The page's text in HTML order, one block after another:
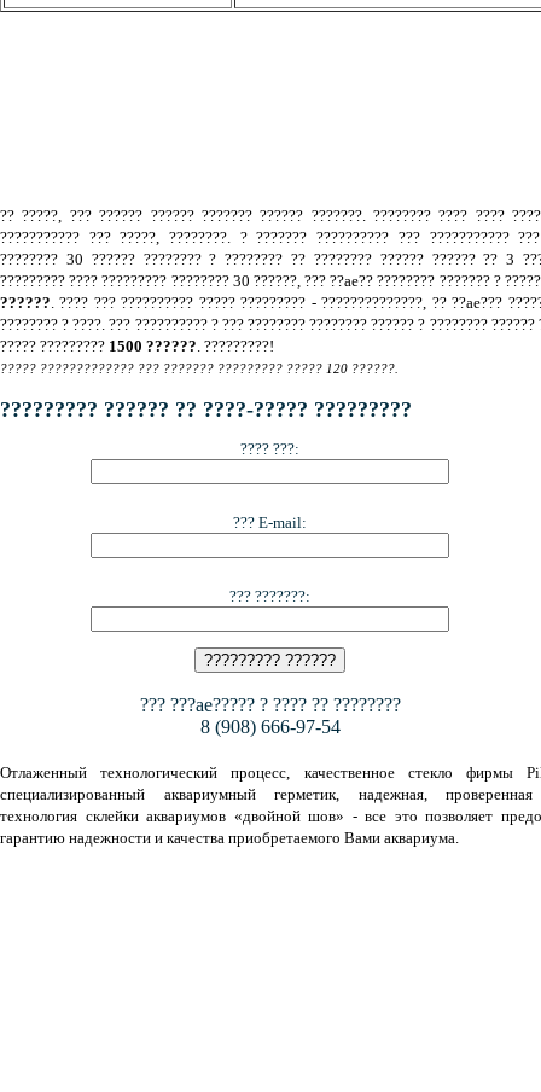
?? ?????, ??? ?????? ?????? ??????? ?????? ???????. ???????? ???? ????
??????????? ??? ?????, ????????. ? ??????? ?????????? ??? ???????????
???????? 30 ?????? ???????? ? ???????? ?? ???????? ?????? ?????? ?? 3
????????? ???? ????????? ???????? 30 ??????, ??? ??ae?? ???????? ??????? ?
??????. ???? ??? ?????????? ????? ????????? - ??????????????, ?? ??ae???
???????? ? ????. ??? ?????????? ? ??? ???????? ???????? ?????? ? ???????? ??????
????? ????????? 1500 ??????. ?????????!
????? ????????????? ??? ??????? ????????? ????? 120 ??????.
????????? ?????? ?? ????-????? ?????????
???? ???:
??? E-mail:
??? ???????:
??? ???ae????? ? ???? ?? ????????
8 (908) 666-97-54
Отлаженный технологический процесс, качественное стекло фирмы
специализированный аквариумный герметик, надежная,
технология склейки аквариумов «двойной шов» - все это позволяет
гарантию надежности и качества приобретаемого Вами аквариума.